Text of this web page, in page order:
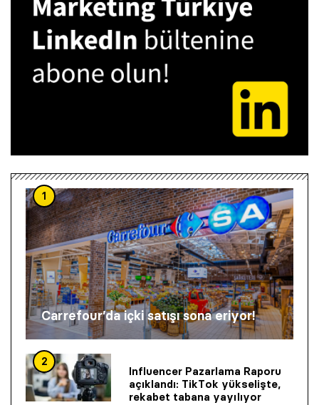
1
Carrefour’da içki satışı sona eriyor!
2
Influencer Pazarlama Raporu
açıklandı: TikTok yükselişte,
rekabet tabana yayılıyor